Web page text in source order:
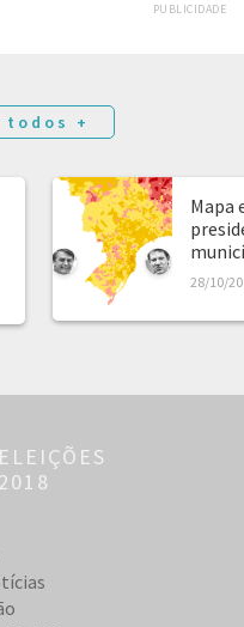
PUBLICIDADE
todos +
Mapa
28/10/
ELEIÇÕES
2018